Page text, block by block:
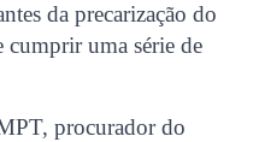
da precarização do
cumprir uma série de
procurador do